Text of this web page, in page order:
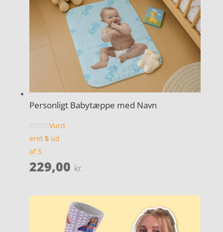
Personligt Babytæppe med Navn
Vurd
eret 5ud
af 5
229,00 kr.